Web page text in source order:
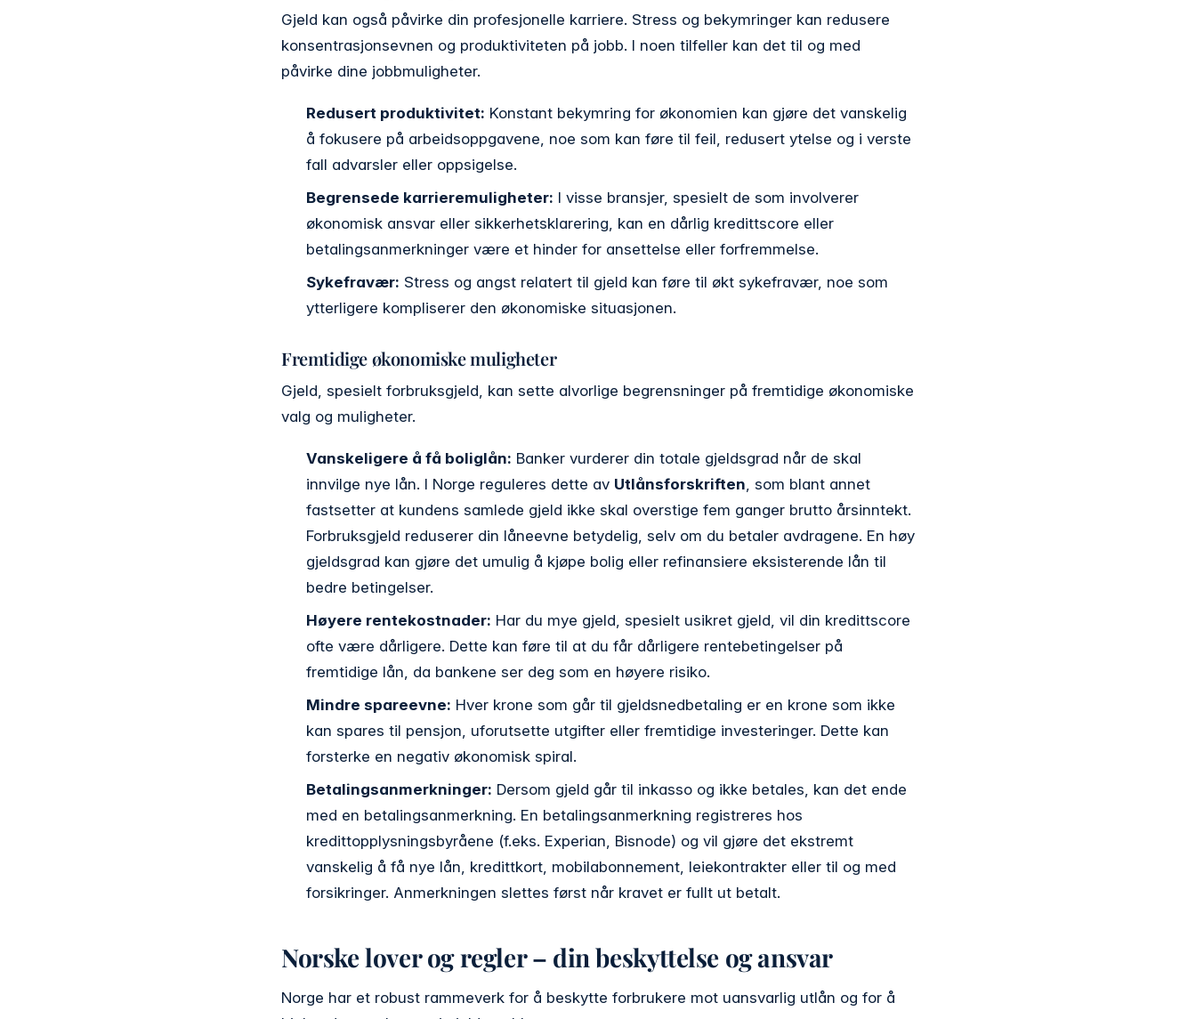
Gjeld kan også påvirke din profesjonelle karriere. Stress og bekymringer kan redusere
konsentrasjonsevnen og produktiviteten på jobb. I noen tilfeller kan det til og med
påvirke dine jobbmuligheter.
Redusert produktivitet: Konstant bekymring for økonomien kan gjøre det vanskelig
å fokusere på arbeidsoppgavene, noe som kan føre til feil, redusert ytelse og i verste
fall advarsler eller oppsigelse.
Begrensede karrieremuligheter: I visse bransjer, spesielt de som involverer
økonomisk ansvar eller sikkerhetsklarering, kan en dårlig kredittscore eller
betalingsanmerkninger være et hinder for ansettelse eller forfremmelse.
Sykefravær: Stress og angst relatert til gjeld kan føre til økt sykefravær, noe som
ytterligere kompliserer den økonomiske situasjonen.
Fremtidige økonomiske muligheter
Gjeld, spesielt forbruksgjeld, kan sette alvorlige begrensninger på fremtidige økonomiske
valg og muligheter.
Vanskeligere å få boliglån: Banker vurderer din totale gjeldsgrad når de skal
innvilge nye lån. I Norge reguleres dette av Utlånsforskriften , som blant annet
fastsetter at kundens samlede gjeld ikke skal overstige fem ganger brutto årsinntekt.
Forbruksgjeld reduserer din låneevne betydelig, selv om du betaler avdragene. En høy
gjeldsgrad kan gjøre det umulig å kjøpe bolig eller refinansiere eksisterende lån til
bedre betingelser.
Høyere rentekostnader: Har du mye gjeld, spesielt usikret gjeld, vil din kredittscore
ofte være dårligere. Dette kan føre til at du får dårligere rentebetingelser på
fremtidige lån, da bankene ser deg som en høyere risiko.
Mindre spareevne: Hver krone som går til gjeldsnedbetaling er en krone som ikke
kan spares til pensjon, uforutsette utgifter eller fremtidige investeringer. Dette kan
forsterke en negativ økonomisk spiral.
Betalingsanmerkninger: Dersom gjeld går til inkasso og ikke betales, kan det ende
med en betalingsanmerkning. En betalingsanmerkning registreres hos
kredittopplysningsbyråene (f.eks. Experian, Bisnode) og vil gjøre det ekstremt
vanskelig å få nye lån, kredittkort, mobilabonnement, leiekontrakter eller til og med
forsikringer. Anmerkningen slettes først når kravet er fullt ut betalt.
Norske lover og regler – din beskyttelse og ansvar
Norge har et robust rammeverk for å beskytte forbrukere mot uansvarlig utlån og for å